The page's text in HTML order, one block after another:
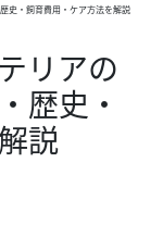
史・飼育費用・ケア方法を解説
リアの
歴史・
説